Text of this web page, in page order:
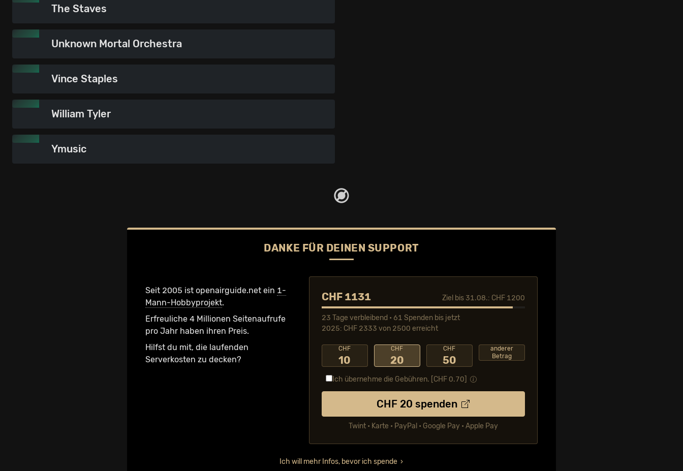
The Staves
Unknown Mortal Orchestra
Vince Staples
William Tyler
Ymusic
DANKE FÜR DEINEN SUPPORT
Seit 2005 ist openairguide.net ein 1-
Mann-Hobbyprojekt.
Erfreuliche 4 Millionen Seiten­aufrufe
pro Jahr haben ihren Preis.
Hilfst du mit, die laufenden
Serverkosten zu decken?
CHF 1131 Ziel bis 31.08.: CHF 1200
23 Tage verbleibend • 61 Spenden bis jetzt
2025: CHF 2333 von 2500 erreicht
CHF
10
CHF
20
CHF
50
anderer
Betrag
Ich übernehme die Gebühren. [CHF0.70
CHF 20 spenden
Twint • Karte • PayPal • Google Pay • Apple Pay
Ich will mehr Infos, bevor ich spende